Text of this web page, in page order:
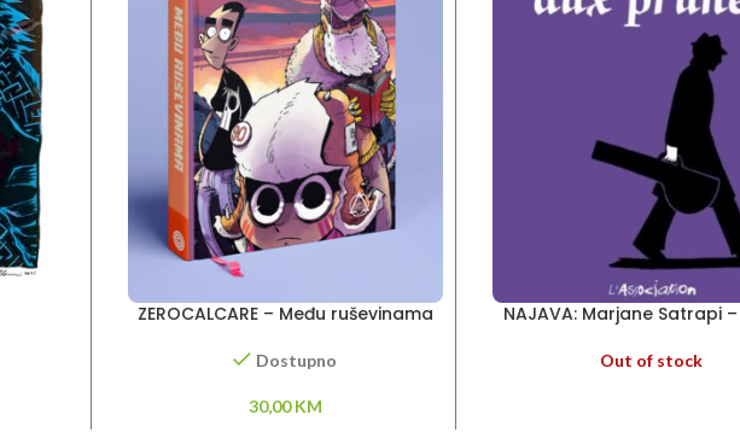
ZEROCALCARE – Među ruševinama
Dostupno
30,00KM
NAJAVA: Marjane Satrapi
Out of stock